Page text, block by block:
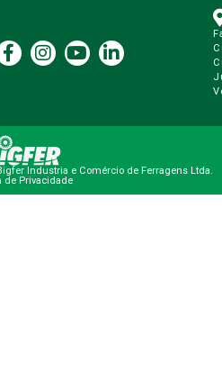
Industria e Comércio de Ferragens Ltda.
de Privacidade